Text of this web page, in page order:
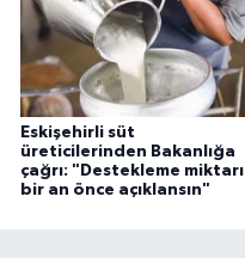
Eskişehirli süt
üreticilerinden Bakanlığa
çağrı: "Destekleme miktarı
bir an önce açıklansın"